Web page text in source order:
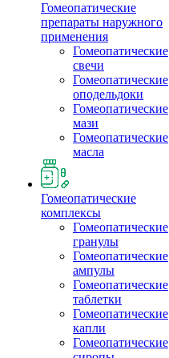
Гомеопатические
препараты наружного
применения
Гомеопатические
свечи
Гомеопатические
оподельдоки
Гомеопатические
мази
Гомеопатические
масла
Гомеопатические
комплексы
Гомеопатические
гранулы
Гомеопатические
ампулы
Гомеопатические
таблетки
Гомеопатические
капли
Гомеопатические